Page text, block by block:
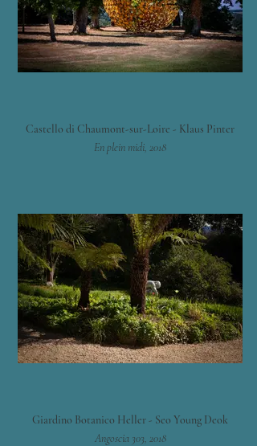
Castello di Chaumont-sur-Loire - Klaus Pinter
En plein midi, 2018
Giardino Botanico Heller - Seo Young Deok
Angoscia 303, 2018